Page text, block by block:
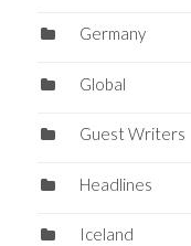
Germany
Global
Guest Writers
Headlines
Iceland